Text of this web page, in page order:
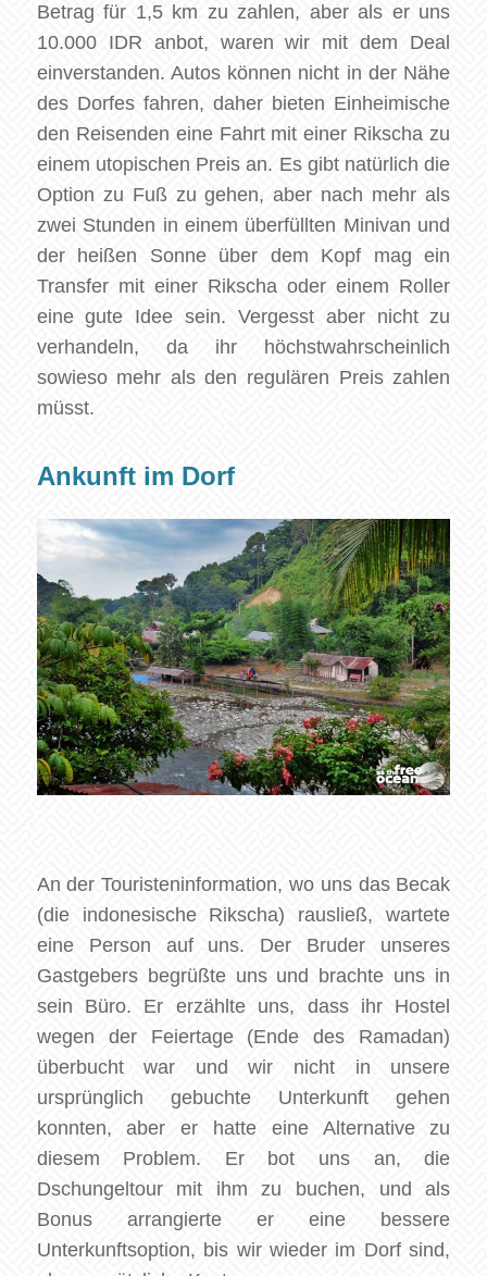
Betrag für 1,5 km zu zahlen, aber als er uns
10.000 IDR anbot, waren wir mit dem Deal
einverstanden. Autos können nicht in der Nähe
des Dorfes fahren, daher bieten Einheimische
den Reisenden eine Fahrt mit einer Rikscha zu
einem utopischen Preis an. Es gibt natürlich die
Option zu Fuß zu gehen, aber nach mehr als
zwei Stunden in einem überfüllten Minivan und
der heißen Sonne über dem Kopf mag ein
Transfer mit einer Rikscha oder einem Roller
eine gute Idee sein. Vergesst aber nicht zu
verhandeln, da ihr höchstwahrscheinlich
sowieso mehr als den regulären Preis zahlen
müsst.
Ankunft im Dorf
An der Touristeninformation, wo uns das Becak
(die indonesische Rikscha) rausließ, wartete
eine Person auf uns. Der Bruder unseres
Gastgebers begrüßte uns und brachte uns in
sein Büro. Er erzählte uns, dass ihr Hostel
wegen der Feiertage (Ende des Ramadan)
überbucht war und wir nicht in unsere
ursprünglich gebuchte Unterkunft gehen
konnten, aber er hatte eine Alternative zu
diesem Problem. Er bot uns an, die
Dschungeltour mit ihm zu buchen, und als
Bonus arrangierte er eine bessere
Unterkunftsoption, bis wir wieder im Dorf sind,